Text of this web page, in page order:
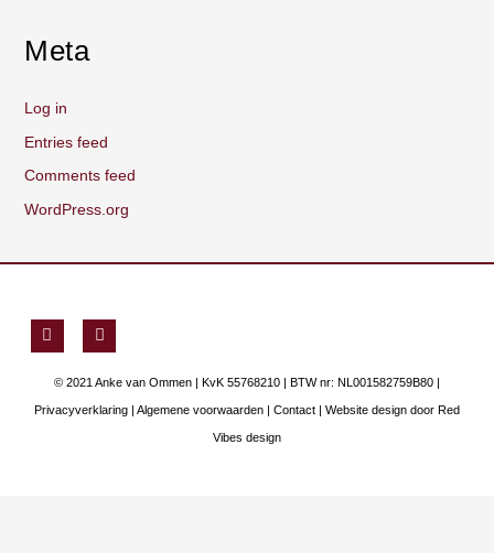
Meta
Log in
Entries feed
Comments feed
WordPress.org
F
a
o
Y
o
t
u
b
© 2021 Anke van Ommen | KvK 55768210 | BTW nr: NL001582759B80 |
Privacyverklaring | Algemene voorwaarden | Contact | Website design door Red
Vibes design